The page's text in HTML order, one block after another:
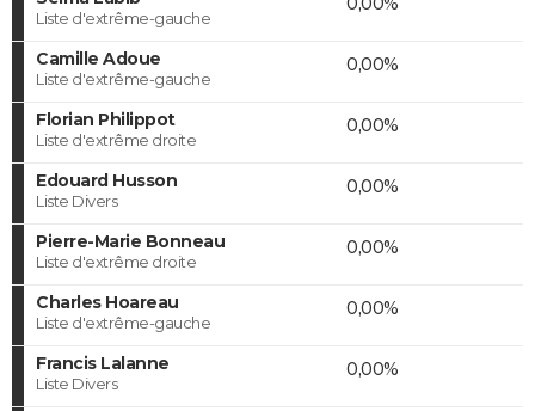
Liste d'extrême-gauche
Camille Adoue
Liste d'extrême-gauche
0,00%
Florian Philippot
Liste d'extrême droite
0,00%
Edouard Husson
Liste Divers
0,00%
Pierre-Marie Bonneau
Liste d'extrême droite
0,00%
Charles Hoareau
Liste d'extrême-gauche
0,00%
Francis Lalanne
Liste Divers
0,00%